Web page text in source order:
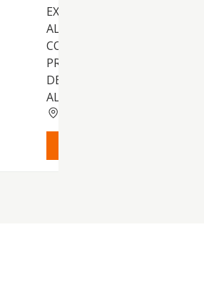
EXPORTACION,
ALMACENAMIENTO Y
COMERCIALIZACION POR
PROPIA Y AJENA DE TODA
DE PRODUCTOS DE LA
ALIMENTACION. ETC.